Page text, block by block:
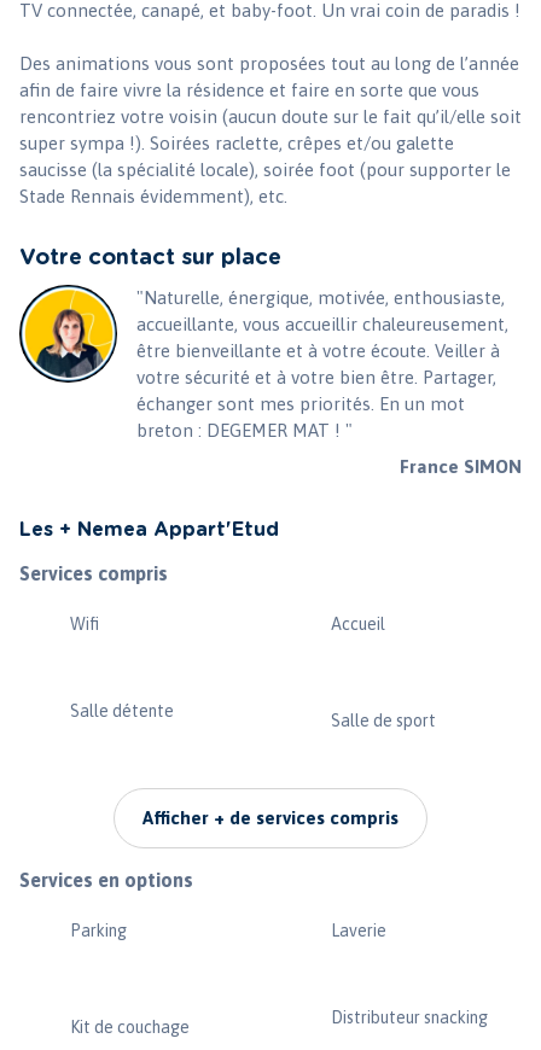
TV connectée, canapé, et baby-foot. Un vrai coin de paradis !
Des animations vous sont proposées tout au long de l’année
afin de faire vivre la résidence et faire en sorte que vous
rencontriez votre voisin (aucun doute sur le fait qu’il/elle soit
super sympa !). Soirées raclette, crêpes et/ou galette
saucisse (la spécialité locale), soirée foot (pour supporter le
Stade Rennais évidemment), etc.
Votre contact sur place
"Naturelle, énergique, motivée, enthousiaste,
accueillante, vous accueillir chaleureusement,
être bienveillante et à votre écoute. Veiller à
votre sécurité et à votre bien être. Partager,
échanger sont mes priorités. En un mot
breton : DEGEMER MAT ! "
France SIMON
Les + Nemea Appart'Etud
Services compris
Wifi Accueil
Salle détente Salle de sport
Afficher + de services compris
Services en options
Parking Laverie
Kit de couchage Distributeur snacking